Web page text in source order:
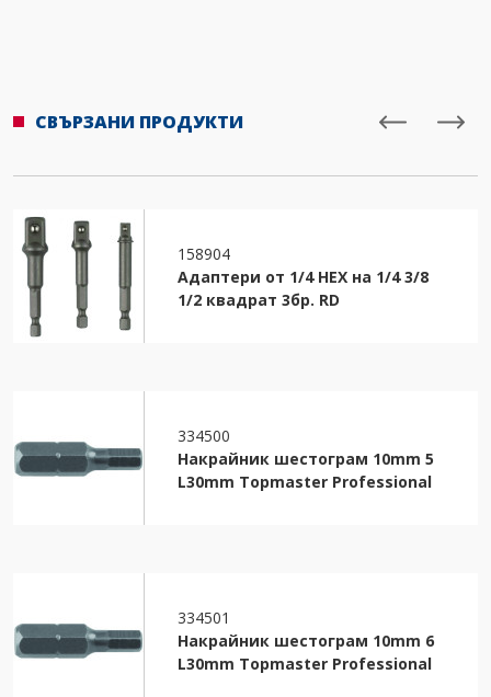
СВЪРЗАНИ ПРОДУКТИ
158904
Адаптери от 1/4 HEX на 1/4 3/8
1/2 квадрат 3бр. RD
334500
Накрайник шестограм 10mm 5
L30mm Topmaster Professional
334501
Накрайник шестограм 10mm 6
L30mm Topmaster Professional